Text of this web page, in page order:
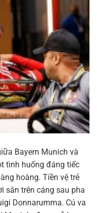
Bayern Munich và
tình huống đáng tiếc
hoàng. Tiền vệ trẻ
sân trên cáng sau pha
Donnarumma. Cú va